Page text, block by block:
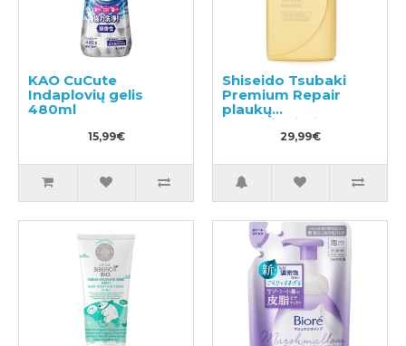
KAO CuCute
Indaplovių gelis
480ml
15,99€
Shiseido Tsubaki
Premium Repair
plaukų
kondicionierius
29,99€